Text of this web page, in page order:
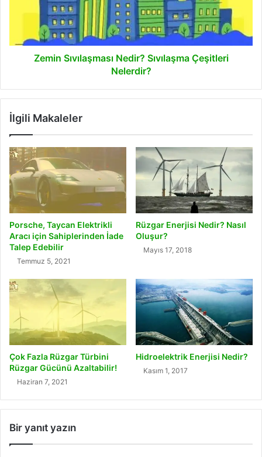
Nelerdir?
Zemin Sıvılaşması Nedir? Sıvılaşma Çeşitleri
Nelerdir?
İlgili Makaleler
Porsche, Taycan Elektrikli
Aracı için Sahiplerinden İade
Talep Edebilir
Temmuz 5, 2021
Rüzgar Enerjisi Nedir? Nasıl
Oluşur?
Mayıs 17, 2018
Çok Fazla Rüzgar Türbini
Rüzgar Gücünü Azaltabilir!
Haziran 7, 2021
Hidroelektrik Enerjisi Nedir?
Kasım 1, 2017
Bir yanıt yazın